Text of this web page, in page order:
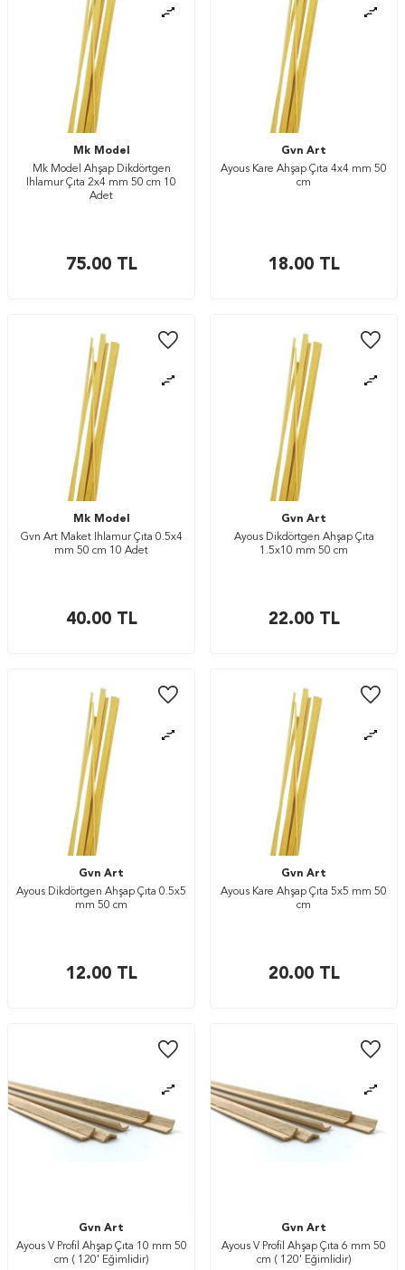
Mk Model
Mk Model Ahşap Dikdörtgen
Ihlamur Çıta 2x4 mm 50 cm 10
Adet
75.00TL
Gvn Art
Ayous Kare Ahşap Çıta 4x4 mm 50
cm
18.00TL
Mk Model
Gvn Art Maket Ihlamur Çıta 0.5x4
mm 50 cm 10 Adet
40.00TL
Gvn Art
Ayous Dikdörtgen Ahşap Çıta
1.5x10 mm 50 cm
22.00TL
Gvn Art
Ayous Dikdörtgen Ahşap Çıta 0.5x5
mm 50 cm
12.00TL
Gvn Art
Ayous Kare Ahşap Çıta 5x5 mm 50
cm
20.00TL
Gvn Art
Ayous V Profil Ahşap Çıta 10 mm 50
cm ( 120' Eğimlidir)
Gvn Art
Ayous V Profil Ahşap Çıta 6 mm 50
cm ( 120' Eğimlidir)